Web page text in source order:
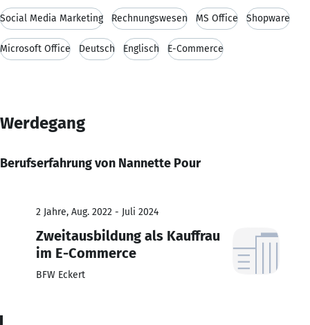
Social Media Marketing Rechnungswesen MS Office Shopware
Microsoft Office Deutsch Englisch E-Commerce
Werdegang
Berufserfahrung von Nannette Pour
2 Jahre, Aug. 2022 - Juli 2024
Zweitausbildung als Kauffrau
im E-Commerce
BFW Eckert